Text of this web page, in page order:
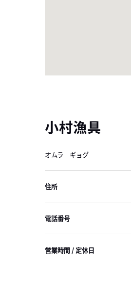
小村漁具
オムラ ギョグ
住所
電話番号
営業時間 / 定休日